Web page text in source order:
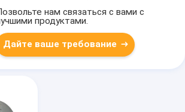
нам связаться с вами с
продуктами.
Дайте ваше требование